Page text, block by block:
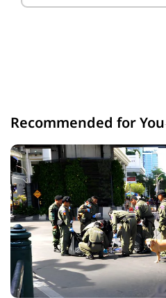
Recommended for You